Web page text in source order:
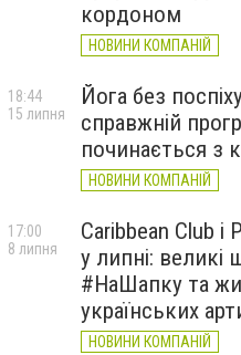
кордоном
НОВИНИ КОМПАНІЙ
Йога без
справжній
починається з
НОВИНИ КОМПАНІЙ
18:44
15 липня
Caribbean Club і
у липні: великі
#НаШапку та
українських
НОВИНИ КОМПАНІЙ
17:00
8 липня